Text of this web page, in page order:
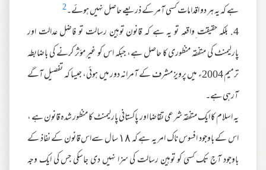
ہے کہ یہ ہر دو اقدامات کسی آمر کے ذریعے حاصل نہیں ہوئے۔2
4. بلکہ حقیقت ِواقعہ تو یہ ہے کہ قانون توہین رسالت تو فاضل عدالت اور
پارلیمنٹ کی متفقہ منظوری کا حاصل ہے، جبکہ اس کو غیر مؤثر کرنے کی باضابطہ
ترمیم 2004ء ميں پرویز مشرف کے آمرانہ دور میں ہوئی، جیسا کہ تفصیل آگے
آرہی ہے۔
یہ اسلام کا ایک متفقہ شرعی تقاضا اور پاکستانی پارلیمنٹ کا منظور شدہ قانون ہے ،
اس کے باوجود افسوس ناک امر یہ ہے کہ ١٨ سال سےاس قانون کے نفاذ کے
باوجود آج تک کسی کو توہین رسالت کی سزا نہیں دی جاسکی جس کی ایک وجہ